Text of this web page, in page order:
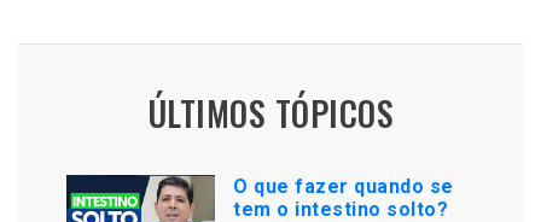
ÚLTIMOS TÓPICOS
O que fazer quando se
tem o intestino solto?